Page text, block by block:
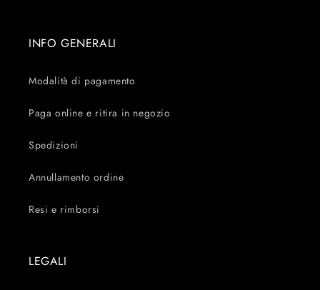
INFO GENERALI
Modalità di pagamento
Paga online e ritira in negozio
Spedizioni
Annullamento ordine
Resi e rimborsi
LEGALI